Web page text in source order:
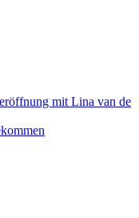
mit Lina van de